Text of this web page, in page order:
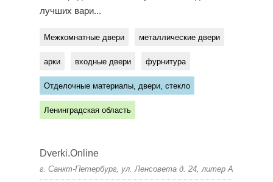
лучших вари...
Межкомнатные двери металлические двери
арки входные двери фурнитура
Отделочные материалы, двери, стекло
Ленинградская область
Dverki.Online
г. Санкт-Петербург, ул. Ленсовета д. 24, литер А